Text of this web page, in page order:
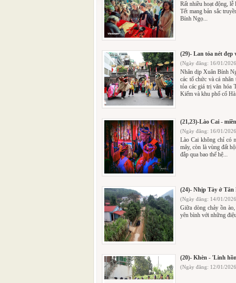
Rất nhiều hoạt động,
Tết mang bản sắc
Bính Ngọ...
(29)- Lan tỏa nét đẹp
(Ngày đăng: 16/01/
Nhân dịp Xuân Bính
các tổ chức và cá
tỏa các giá trị văn hóa
Kiếm và khu phố cổ
(21,23)-Lào Cai -
(Ngày đăng: 16/01/
Lào Cai không chỉ có
mây, còn là vùng đất
đắp qua bao thế hệ...
(24)- Nhịp Tày ở Tân
(Ngày đăng: 14/01/
Giữa dòng chảy ồn
yên bình với những
(20)- Khèn - 'Linh
(Ngày đăng: 12/01/